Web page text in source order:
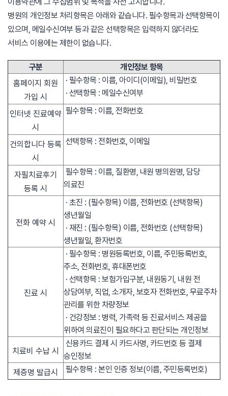
병원의 개인정보 처리항목은 아래와 같습니다. 필수항목과 선택항목이
있으며, 메일수신여부 등과 같은 선택항목은 입력하지 않더라도
서비스 이용에는 제한이 없습니다.
구분
개인정보 항목
홈페이지 회원
가입 시
· 필수항목 : 이름, 아이디(이메일), 비밀번호
· 선택항목 : 메일수신여부
인터넷 진료예약
시
필수항목 : 이름, 전화번호
건의합니다 등록
시
선택항목 : 전화번호, 이메일
자필치료후기
등록 시
필수항목 : 이름, 질환명, 내원 병의원명, 담당
의료진
전화 예약 시
· 초진 : (필수항목) 이름, 전화번호 (선택항목)
생년월일
· 재진 : (필수항목) 이름, 전화번호 (선택항목)
생년월일, 환자번호
진료 시
· 필수항목 : 병원등록번호, 이름, 주민등록번호,
주소, 전화번호, 휴대폰번호
· 선택항목 : 보험가입구분, 내원동기, 내원 전
상담여부, 직업, 소개자, 보호자 전화번호, 무료주차
관리를 위한 차량정보
· 건강정보 : 병력, 가족력 등 진료서비스 제공을
위하여 의료진이 필요하다고 판단되는 개인정보
치료비 수납 시
신용카드 결제 시 카드사명, 카드번호 등 결제
승인정보
제증명 발급시
필수항목 : 본인 인증 정보(이름, 주민등록번호)